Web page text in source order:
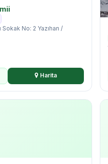
No: 2 Yazıhan /
Harita